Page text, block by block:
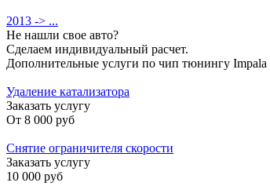
2013 -> ...
Не нашли свое авто?
Сделаем индивидуальный расчет.
Дополнительные услуги по чип тюнингу Impala
Удаление катализатора
Заказать услугу
От 8 000 руб
Снятие ограничителя скорости
Заказать услугу
10 000 руб